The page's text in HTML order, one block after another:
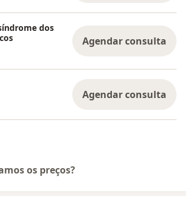
dos
Agendar consulta
Agendar consulta
os preços?